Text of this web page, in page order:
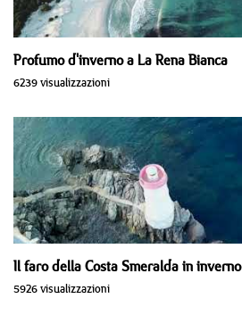
Profumo d'inverno a La Rena Bianca
6239 visualizzazioni
Il faro della Costa Smeralda in inverno
5926 visualizzazioni